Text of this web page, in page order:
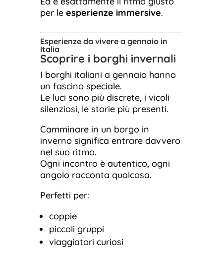
per le esperienze immersive.
Esperienze da vivere a gennaio in
Italia
Scoprire i borghi invernali
I borghi italiani a gennaio hanno
un fascino speciale.
Le luci sono più discrete, i vicoli
silenziosi, le storie più presenti.
Camminare in un borgo in
inverno significa entrare davvero
nel suo ritmo.
Ogni incontro è autentico, ogni
angolo racconta qualcosa.
Perfetti per:
coppie
piccoli gruppi
viaggiatori curiosi